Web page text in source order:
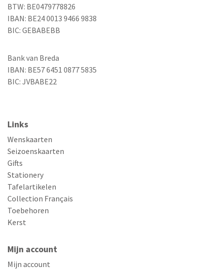
BTW: BE0479778826
IBAN: BE24 0013 9466 9838
BIC: GEBABEBB
Bank van Breda
IBAN: BE57 6451 0877 5835
BIC: JVBABE22
Links
Wenskaarten
Seizoenskaarten
Gifts
Stationery
Tafelartikelen
Collection Français
Toebehoren
Kerst
Mijn account
Mijn account